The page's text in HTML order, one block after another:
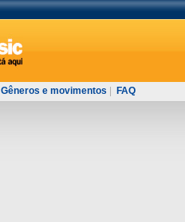
Gêneros e movimentos FAQ